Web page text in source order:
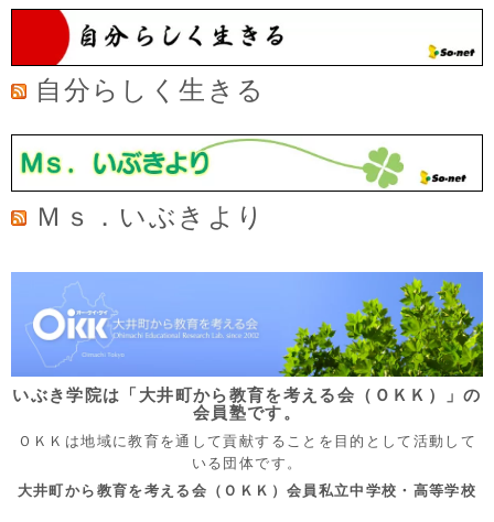
自分らしく生きる
Ｍｓ．いぶきより
いぶき学院は「大井町から教育を考える会（ＯＫＫ）」の
会員塾です。
ＯＫＫは地域に教育を通して貢献することを目的として活動して
いる団体です。
大井町から教育を考える会（ＯＫＫ）会員私立中学校・高等学校